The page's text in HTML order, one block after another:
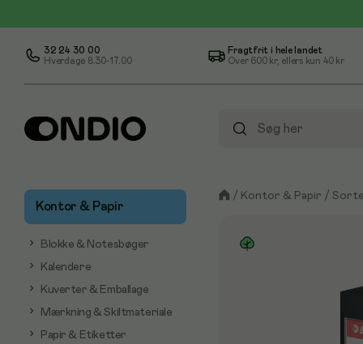
32 24 30 00
Hverdage 8.30-17.00
Fragtfrit i hele landet
Over 600 kr, ellers kun 40 kr
Kontor & Papir
Blokke & Notesbøger
Kalendere
Kuverter & Emballage
Mærkning & Skiltmateriale
Papir & Etiketter
/ Kontor & Papir /